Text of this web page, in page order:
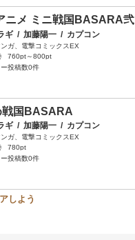
ニメ ミニ戦国BASARA弐
ギ / 加藤陽一 / カプコン
ガ、電撃コミックスEX
760pt～800pt
投稿数0件
戦国BASARA
ギ / 加藤陽一 / カプコン
ガ、電撃コミックスEX
780pt
ー投稿数0件
しよう